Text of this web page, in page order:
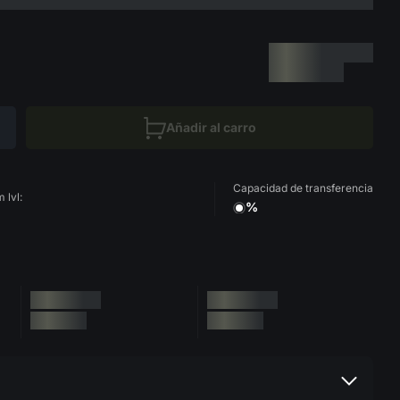
Añadir al carro
lvl:
Capacidad de transferencia
%